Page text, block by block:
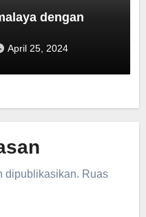
dengan
April 25, 2024
dipublikasikan. Ruas